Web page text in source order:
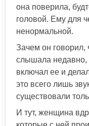
она поверила,
головой. Ему для
ненормальной.
Зачем он говорил,
слышала недавно,
включал ее и
это всего лишь
существовали
И тут, женщина